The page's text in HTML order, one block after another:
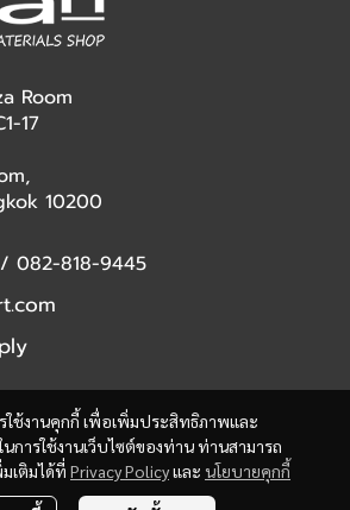
ใช้งานคุกกี้ เพื่อเพิ่มประสิทธิภาพและ
การใช้งานเว็บไซต์ของท่าน ท่านสามารถ
เติมได้ที่ Privacy Policyและ นโยบายคุกกี้
Room
17
10200
082-818-9445